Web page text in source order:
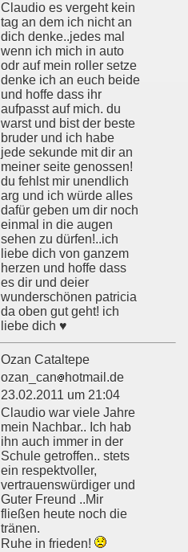
Claudio es vergeht kein
tag an dem ich nicht an
dich denke..jedes mal
wenn ich mich in auto
odr auf mein roller setze
denke ich an euch beide
und hoffe dass ihr
aufpasst auf mich. du
warst und bist der beste
bruder und ich habe
jede sekunde mit dir an
meiner seite genossen!
du fehlst mir unendlich
arg und ich würde alles
dafür geben um dir noch
einmal in die augen
sehen zu dürfen!..ich
liebe dich von ganzem
herzen und hoffe dass
es dir und deier
wunderschönen patricia
da oben gut geht! ich
liebe dich ♥
Ozan Cataltepe
ozan_can
hotmail.de
23.02.2011 um 21:04
Claudio war viele Jahre
mein Nachbar.. Ich hab
ihn auch immer in der
Schule getroffen.. stets
ein respektvoller,
vertrauenswürdiger und
Guter Freund ..Mir
fließen heute noch die
tränen.
Ruhe in frieden!